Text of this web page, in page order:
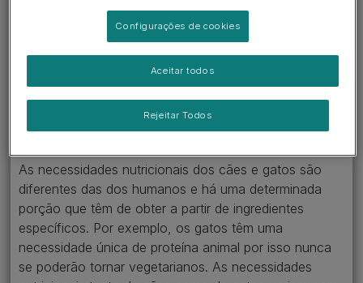
necessidades nutricionais em
todas as fases da sua vida e para
qualquer estilo de vida. Esta é a
base para uma vida longa e
saudável.
As necessidades nutricionais dos cães e gatos são
diferentes das dos humanos e há uma determinada
porção que têm de obter a partir de ingredientes
específicos. Por exemplo, os gatos têm uma
necessidade única de proteína animal por isso nunca
se poderão tornar vegetarianos. As necessidades
Configurações de cookies
Rejeitar Todos
Aceitar todos